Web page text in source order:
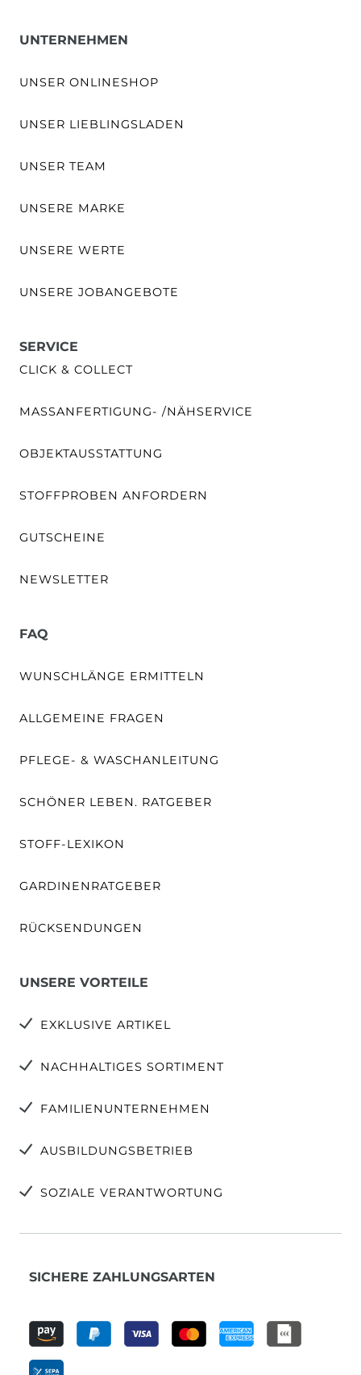
UNTERNEHMEN
UNSER ONLINESHOP
UNSER LIEBLINGSLADEN
UNSER TEAM
UNSERE MARKE
UNSERE WERTE
UNSERE JOBANGEBOTE
SERVICE
CLICK & COLLECT
MASSANFERTIGUNG- /NÄHSERVICE
OBJEKTAUSSTATTUNG
STOFFPROBEN ANFORDERN
GUTSCHEINE
NEWSLETTER
FAQ
WUNSCHLÄNGE ERMITTELN
ALLGEMEINE FRAGEN
PFLEGE- & WASCHANLEITUNG
SCHÖNER LEBEN. RATGEBER
STOFF-LEXIKON
GARDINENRATGEBER
RÜCKSENDUNGEN
UNSERE VORTEILE
EXKLUSIVE ARTIKEL
NACHHALTIGES SORTIMENT
FAMILIENUNTERNEHMEN
AUSBILDUNGSBETRIEB
SOZIALE VERANTWORTUNG
SICHERE ZAHLUNGSARTEN